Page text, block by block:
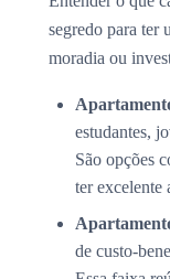
segredo para ter
moradia ou
estudantes,
São opções
ter excelente
de custo-